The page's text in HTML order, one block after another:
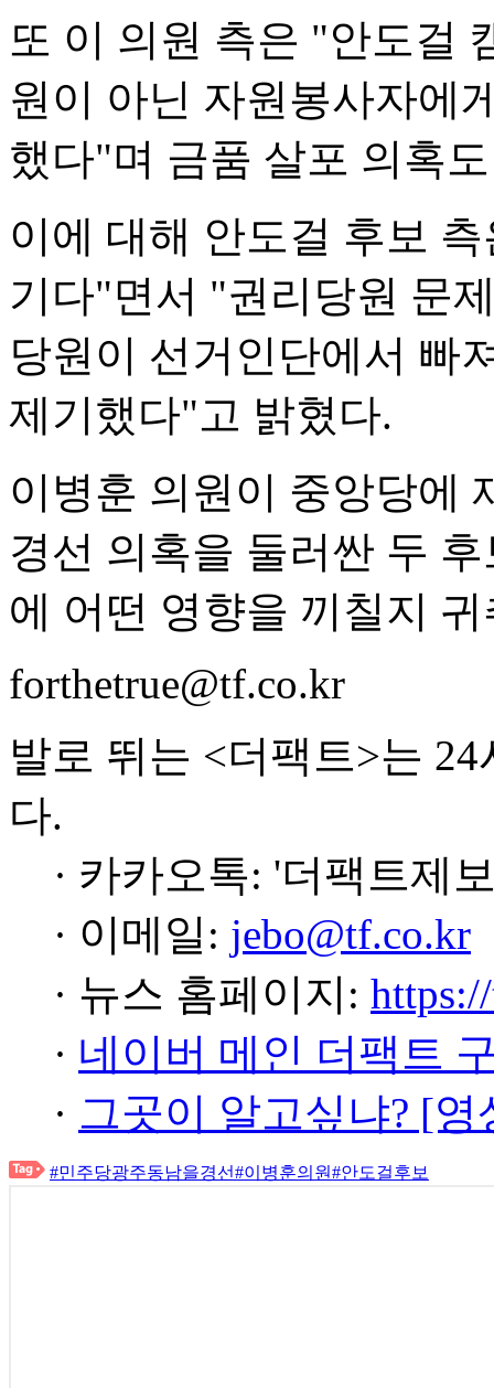
또 이 의원 측은 "안도걸
원이 아닌 자원봉사자에
했다"며 금품 살포 의혹
이에 대해 안도걸 후보
기다"면서 "권리당원 문
당원이 선거인단에서 빠
제기했다"고 밝혔다.
이병훈 의원이 중앙당에
경선 의혹을 둘러싼 두
에 어떤 영향을 끼칠지
forthetrue@tf.co.kr
발로 뛰는 <더팩트>는
다.
· 카카오톡: '더팩트제
· 이메일: jebo@tf.co.kr
· 뉴스 홈페이지:
· 네이버 메인 더팩트
· 그곳이 알고싶냐? [
#민주당광주동남을경선#이병훈의원#안도걸후보